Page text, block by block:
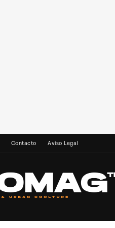
Contacto Aviso Legal